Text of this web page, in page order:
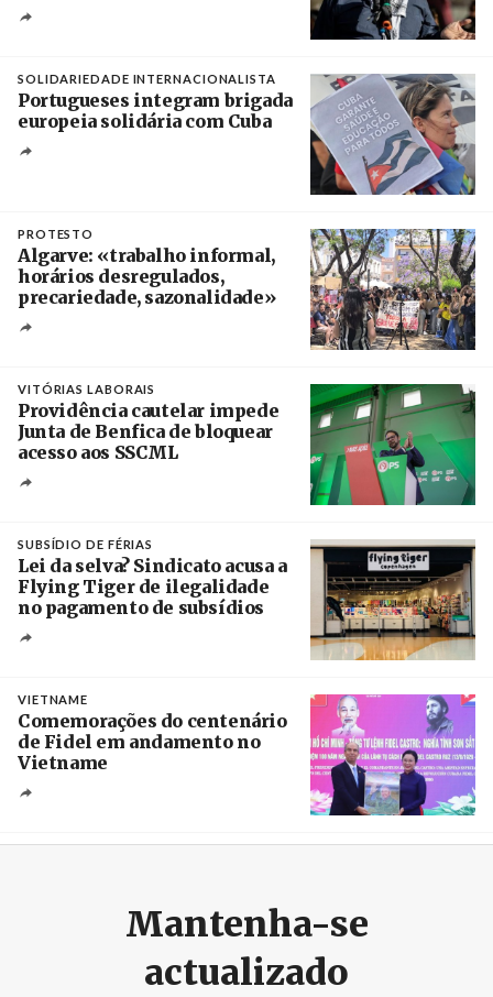
SOLIDARIEDADE INTERNACIONALISTA
Portugueses integram brigada
europeia solidária com Cuba
PROTESTO
Algarve: «trabalho informal,
horários desregulados,
precariedade, sazonalidade»
VITÓRIAS LABORAIS
Providência cautelar impede
Junta de Benfica de bloquear
acesso aos SSCML
SUBSÍDIO DE FÉRIAS
Lei da selva? Sindicato acusa a
Flying Tiger de ilegalidade
no pagamento de subsídios
VIETNAME
Comemorações do centenário
de Fidel em andamento no
Vietname
Mantenha-se
actualizado